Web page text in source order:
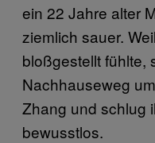
ein 22 Jahre alter
ziemlich sauer.
bloßgestellt fühlte,
Nachhauseweg
Zhang und schlug
bewusstlos.